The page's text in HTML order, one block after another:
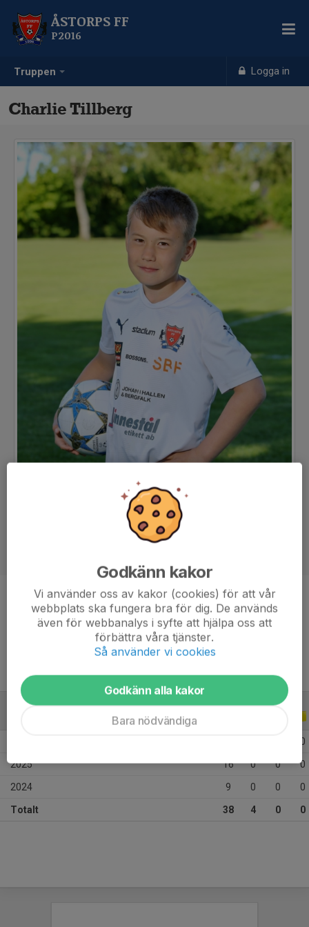
Truppen Logga in
ÅSTORPS FF
P2016
Charlie Tillberg
Position
-
10 år
ALLA ÅR
0
2025 16 0 0 0
2024 9 0 0 0
Totalt 38 4 0 0
Godkänn kakor
Vi använder oss av kakor (cookies) för att vår
webbplats ska fungera bra för dig. De används
även för webbanalys i syfte att hjälpa oss att
förbättra våra tjänster.
Så använder vi cookies
Godkänn alla kakor
Bara nödvändiga